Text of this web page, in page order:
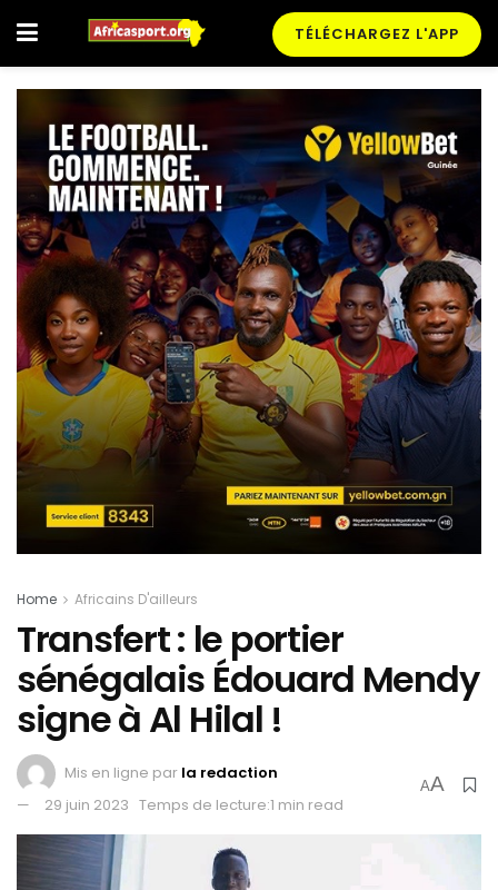
TÉLÉCHARGEZ L'APP
Home Africains D'ailleurs
Transfert : le portier
sénégalais Édouard Mendy
signe à Al Hilal !
Mis en ligne par la redaction
29 juin 2023 Temps de lecture:1 min read
AA